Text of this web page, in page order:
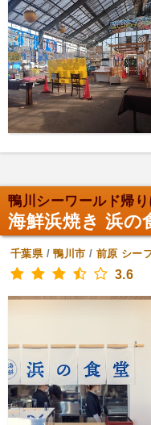
鴨川シーワールド帰り
海鮮浜焼き 浜の
千葉県/鴨川市 / 前原 シー
3.6